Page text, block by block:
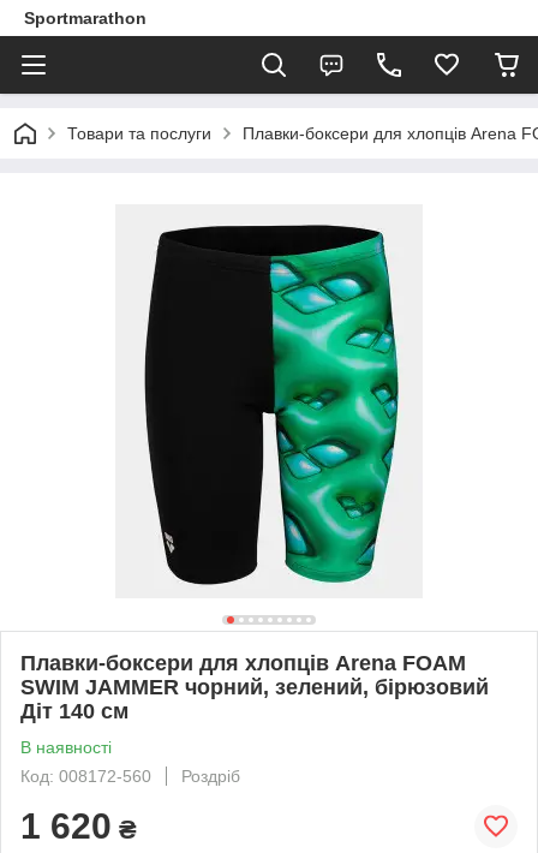
Sportmarathon
Товари та послуги Плавки-боксери для хлопців Arena
Плавки-боксери для хлопців Arena FOAM
SWIM JAMMER чорний, зелений, бірюзовий
Діт 140 см
В наявності
Код: 008172-560
Роздріб
1 620 ₴